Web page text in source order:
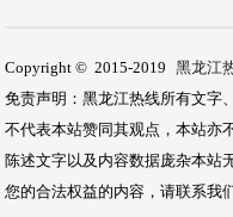
Copyright © 2015-2019 黑龙江
免责声明：黑龙江热线所有文字
不代表本站赞同其观点，本站亦
陈述文字以及内容数据庞杂本站
您的合法权益的内容，请联系我